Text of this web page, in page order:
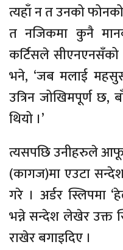
त्यहाँ न त उनको
त नजिकमा कुनै
कर्टिसले
भने, ‘जब मलाई
उत्रिन जोखिमपूर्ण
थियो ।’
त्यसपछि उनीहरुले
(कागज)मा एउटा
गरे । अर्डर स्लिपमा
भन्ने सन्देश लेखेर उक्त
राखेर बगाइदिए ।